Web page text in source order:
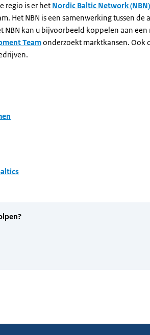
regio is er het Nordic Baltic Network (NBN)
Het NBN is een samenwerking tussen de
NBN kan u bijvoorbeeld koppelen aan een
Teamonderzoekt marktkansen. Ook